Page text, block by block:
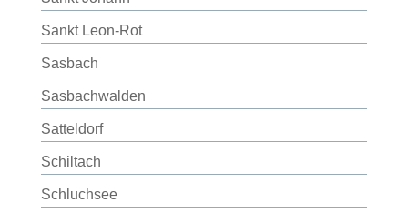
Sankt Leon-Rot
Sasbach
Sasbachwalden
Satteldorf
Schiltach
Schluchsee